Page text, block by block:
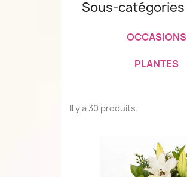
Sous-catégories
OCCASIONS
PLANTES
Il y a 30 produits.